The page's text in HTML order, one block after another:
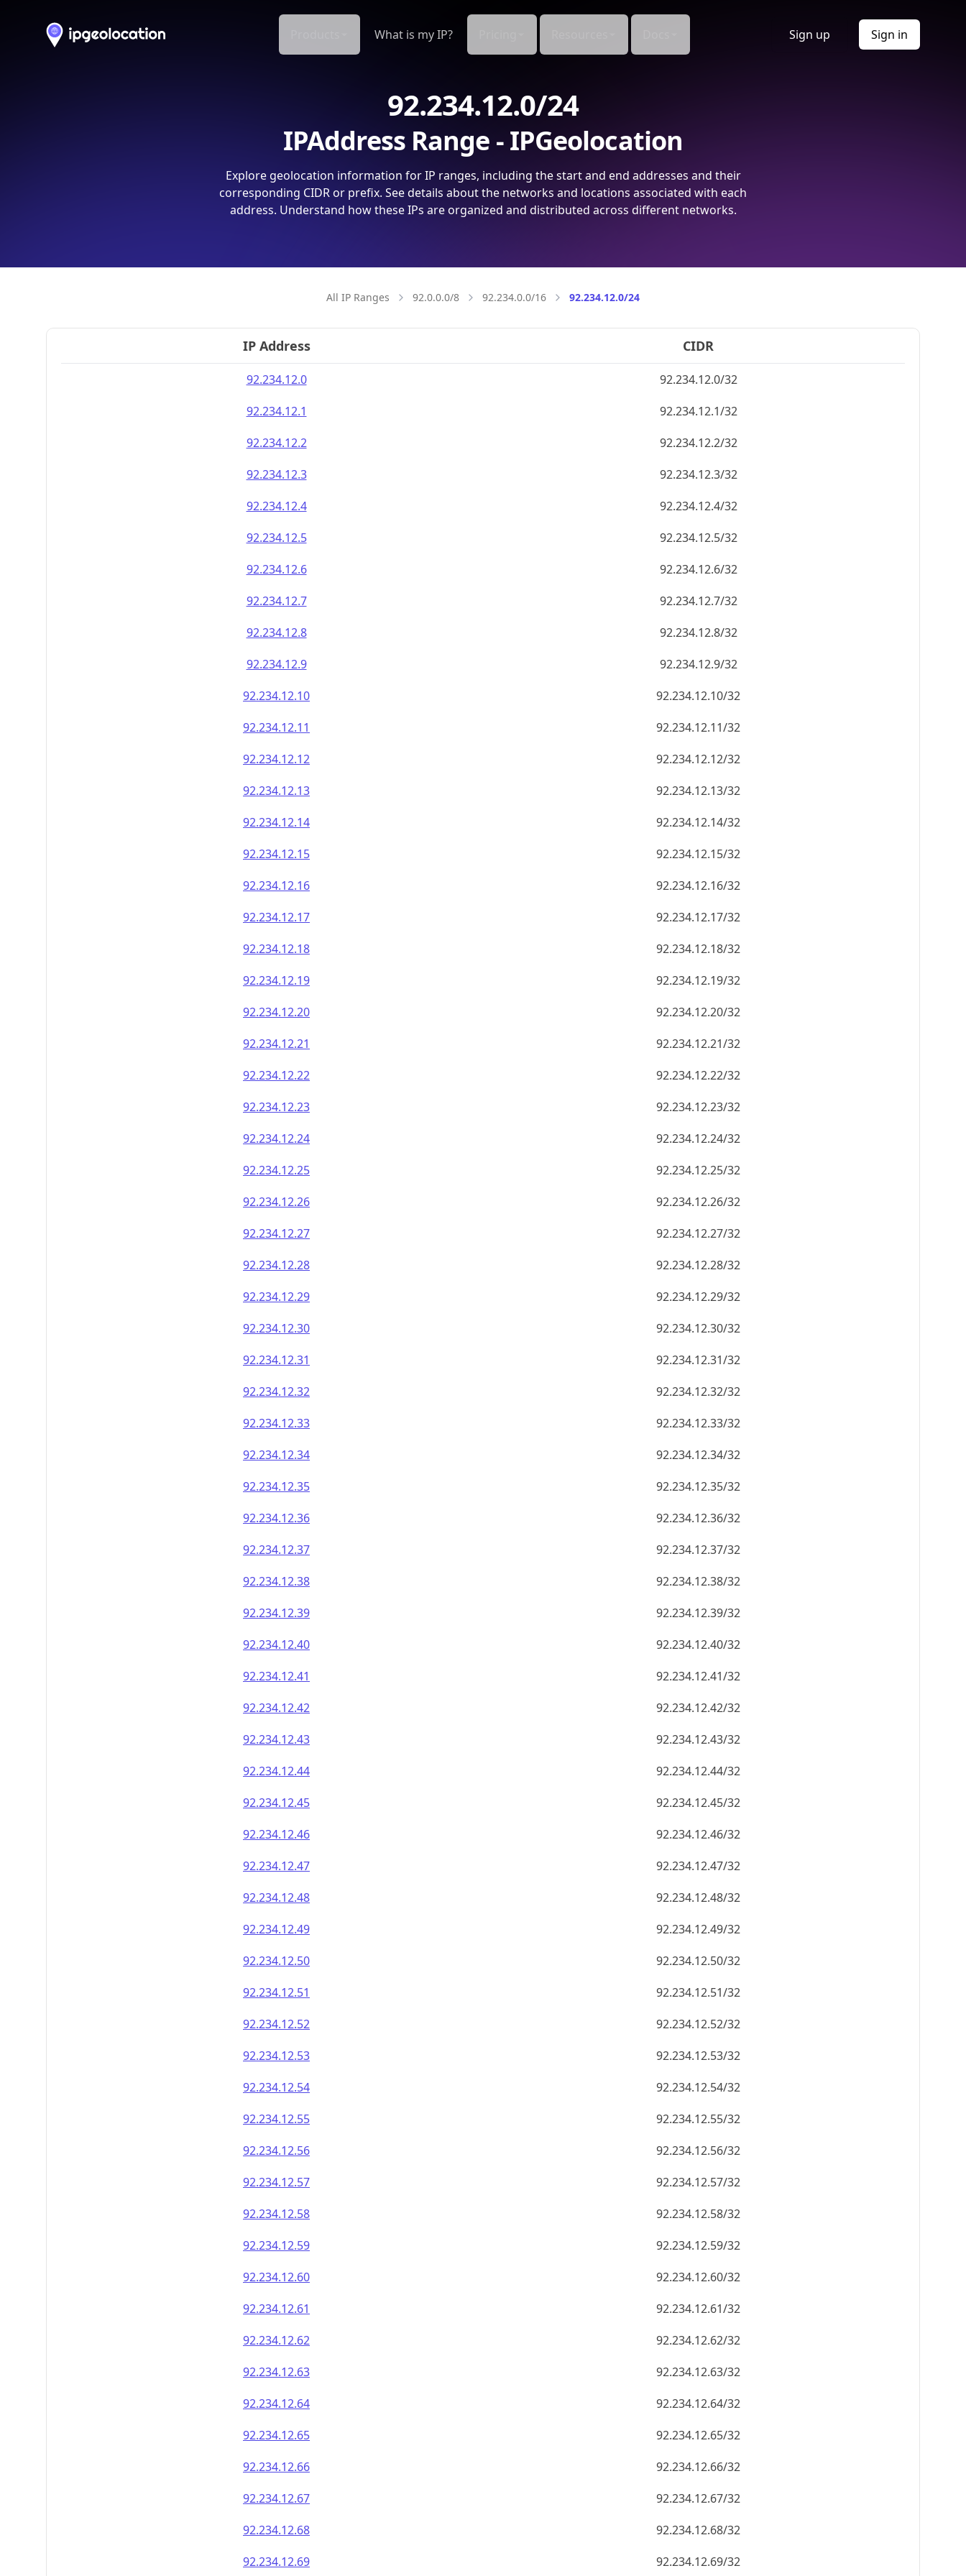
What is my IP? Sign up Sign in
92.234.12.0/24
IPAddress Range - IPGeolocation
Explore geolocation information for IP ranges, including the start and end addresses and their
corresponding CIDR or prefix. See details about the networks and locations associated with each
address. Understand how these IPs are organized and distributed across different networks.
All IP Ranges 92.0.0.0/8 92.234.0.0/16 92.234.12.0/24
IP Address CIDR
92.234.12.0
92.234.12.0/32
92.234.12.1
92.234.12.1/32
92.234.12.2
92.234.12.2/32
92.234.12.3
92.234.12.3/32
92.234.12.4
92.234.12.4/32
92.234.12.5
92.234.12.5/32
92.234.12.6
92.234.12.6/32
92.234.12.7
92.234.12.7/32
92.234.12.8
92.234.12.8/32
92.234.12.9
92.234.12.9/32
92.234.12.10
92.234.12.10/32
92.234.12.11
92.234.12.11/32
92.234.12.12
92.234.12.12/32
92.234.12.13
92.234.12.13/32
92.234.12.14
92.234.12.14/32
92.234.12.15
92.234.12.15/32
92.234.12.16
92.234.12.16/32
92.234.12.17
92.234.12.17/32
92.234.12.18
92.234.12.18/32
92.234.12.19
92.234.12.19/32
92.234.12.20
92.234.12.20/32
92.234.12.21
92.234.12.21/32
92.234.12.22
92.234.12.22/32
92.234.12.23
92.234.12.23/32
92.234.12.24
92.234.12.24/32
92.234.12.25
92.234.12.25/32
92.234.12.26
92.234.12.26/32
92.234.12.27
92.234.12.27/32
92.234.12.28
92.234.12.28/32
92.234.12.29
92.234.12.29/32
92.234.12.30
92.234.12.30/32
92.234.12.31
92.234.12.31/32
92.234.12.32
92.234.12.32/32
92.234.12.33
92.234.12.33/32
92.234.12.34
92.234.12.34/32
92.234.12.35
92.234.12.35/32
92.234.12.36
92.234.12.36/32
92.234.12.37
92.234.12.37/32
92.234.12.38
92.234.12.38/32
92.234.12.39
92.234.12.39/32
92.234.12.40
92.234.12.40/32
92.234.12.41
92.234.12.41/32
92.234.12.42
92.234.12.42/32
92.234.12.43
92.234.12.43/32
92.234.12.44
92.234.12.44/32
92.234.12.45
92.234.12.45/32
92.234.12.46
92.234.12.46/32
92.234.12.47
92.234.12.47/32
92.234.12.48
92.234.12.48/32
92.234.12.49
92.234.12.49/32
92.234.12.50
92.234.12.50/32
92.234.12.51
92.234.12.51/32
92.234.12.52
92.234.12.52/32
92.234.12.53
92.234.12.53/32
92.234.12.54
92.234.12.54/32
92.234.12.55
92.234.12.55/32
92.234.12.56
92.234.12.56/32
92.234.12.57
92.234.12.57/32
92.234.12.58
92.234.12.58/32
92.234.12.59
92.234.12.59/32
92.234.12.60
92.234.12.60/32
92.234.12.61
92.234.12.61/32
92.234.12.62
92.234.12.62/32
92.234.12.63
92.234.12.63/32
92.234.12.64
92.234.12.64/32
92.234.12.65
92.234.12.65/32
92.234.12.66
92.234.12.66/32
92.234.12.67
92.234.12.67/32
92.234.12.68
92.234.12.68/32
92.234.12.69
92.234.12.69/32